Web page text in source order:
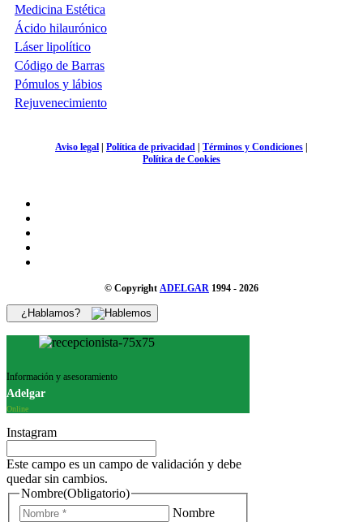
Medicina Estética
Ácido hilaurónico
Láser lipolítico
Código de Barras
Pómulos y lábios
Rejuvenecimiento
Aviso legal | Política de privacidad | Términos y Condiciones |
Política de Cookies
© Copyright ADELGAR 1994 - 2026
¿Hablamos?
Información y asesoramiento
Adelgar
Online
Instagram
Este campo es un campo de validación y debe
quedar sin cambios.
Nombre(Obligatorio)
Nombre